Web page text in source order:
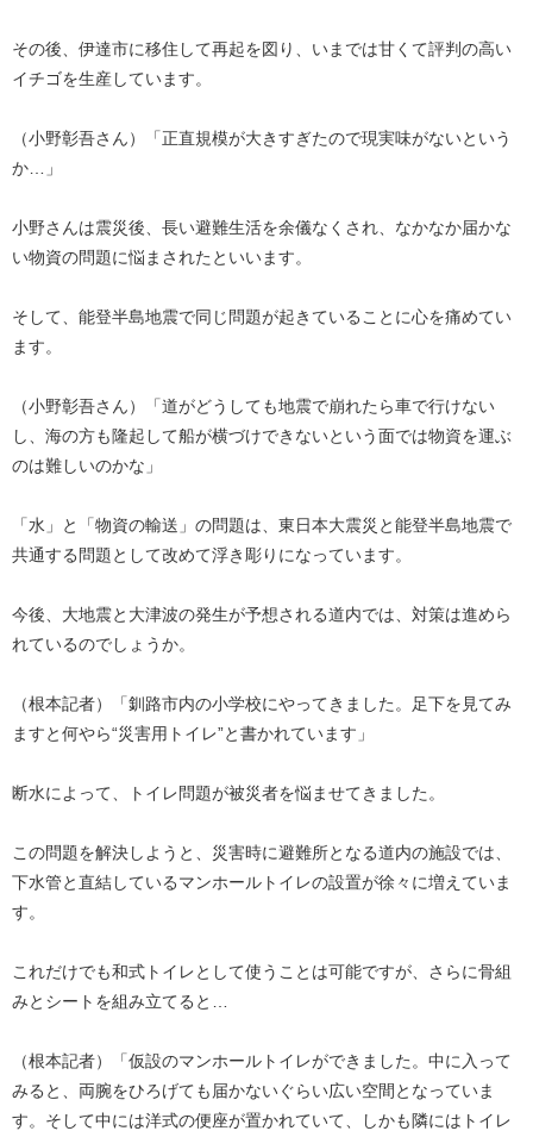
その後、伊達市に移住して再起を図り、いまでは甘くて評判の高い
イチゴを生産しています。
（小野彰吾さん）「正直規模が大きすぎたので現実味がないという
か…」
小野さんは震災後、長い避難生活を余儀なくされ、なかなか届かな
い物資の問題に悩まされたといいます。
そして、能登半島地震で同じ問題が起きていることに心を痛めてい
ます。
（小野彰吾さん）「道がどうしても地震で崩れたら車で行けない
し、海の方も隆起して船が横づけできないという面では物資を運ぶ
のは難しいのかな」
「水」と「物資の輸送」の問題は、東日本大震災と能登半島地震で
共通する問題として改めて浮き彫りになっています。
今後、大地震と大津波の発生が予想される道内では、対策は進めら
れているのでしょうか。
（根本記者）「釧路市内の小学校にやってきました。足下を見てみ
ますと何やら“災害用トイレ”と書かれています」
断水によって、トイレ問題が被災者を悩ませてきました。
この問題を解決しようと、災害時に避難所となる道内の施設では、
下水管と直結しているマンホールトイレの設置が徐々に増えていま
す。
これだけでも和式トイレとして使うことは可能ですが、さらに骨組
みとシートを組み立てると…
（根本記者）「仮設のマンホールトイレができました。中に入って
みると、両腕をひろげても届かないぐらい広い空間となっていま
す。そして中には洋式の便座が置かれていて、しかも隣にはトイレ